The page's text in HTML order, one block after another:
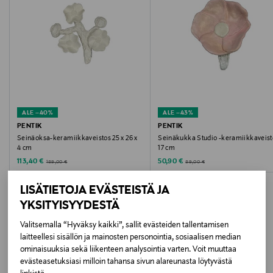
LISÄTIETOJA EVÄSTEISTÄ JA
YKSITYISYYDESTÄ
Valitsemalla “Hyväksy kaikki”, sallit evästeiden tallentamisen
laitteellesi sisällön ja mainosten personointia, sosiaalisen median
ominaisuuksia sekä liikenteen analysointia varten. Voit muuttaa
evästeasetuksiasi milloin tahansa sivun alareunasta löytyvästä
Valmistusmaa
Suomi
Valmistajan tuotenumero
12NII994081
Valmistaja
Pentik Oy
ALE –40%
PENTIK
Seinäoksa-keramiikkaveistos 25 x 26 x
4 cm
Discounted Price
113,40 € Original Price
189,00 €
ALE –43%
PENTIK
Seinäkukka Studio -
17 cm
Discounted Price
50,90 € Original Price
89,00 €
LISÄÄ KIINNOSTAVIA